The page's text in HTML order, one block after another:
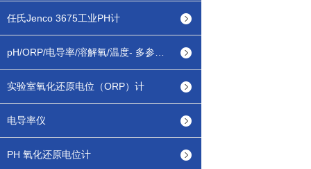
任氏Jenco 3675工业PH计
实验室氧化还原电位（ORP）计
电导率仪
PH 氧化还原电位计